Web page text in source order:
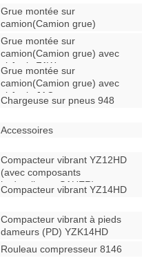
Grue montée sur
camion(Camion grue)
Grue montée sur
camion(Camion grue) avec
châssis FAW
Grue montée sur
camion(Camion grue) avec
châssis JAC
Chargeuse sur pneus 948
Accessoires
Compacteur vibrant YZ12HD
(avec composants
hydrauliques SAUER)
Compacteur vibrant YZ14HD
Compacteur vibrant à pieds
dameurs (PD) YZK14HD
Rouleau compresseur 8146